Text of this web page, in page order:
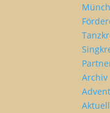
Archiv